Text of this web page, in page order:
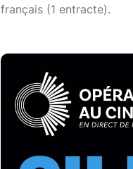
français (1 entracte).